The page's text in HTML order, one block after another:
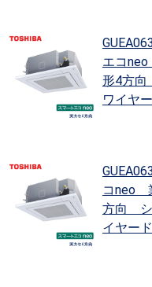
エコ
形4方
ワイヤ
コneo
方向
イヤー